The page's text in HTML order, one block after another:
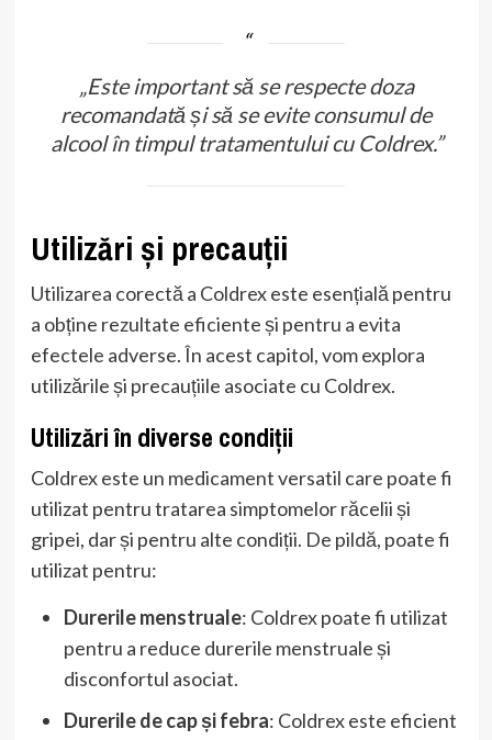
„Este important să se respecte doza
recomandată și să se evite consumul de
alcool în timpul tratamentului cu Coldrex.”
Utilizări și precauții
Utilizarea corectă a Coldrex este esențială pentru
a obține rezultate eficiente și pentru a evita
efectele adverse. În acest capitol, vom explora
utilizările și precauțiile asociate cu Coldrex.
Utilizări în diverse condiții
Coldrex este un medicament versatil care poate fi
utilizat pentru tratarea simptomelor răcelii și
gripei, dar și pentru alte condiții. De pildă, poate fi
utilizat pentru:
Durerile menstruale: Coldrex poate fi utilizat
pentru a reduce durerile menstruale și
disconfortul asociat.
Durerile de cap și febra: Coldrex este eficient